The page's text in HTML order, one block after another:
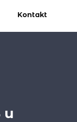
Kontakt
и